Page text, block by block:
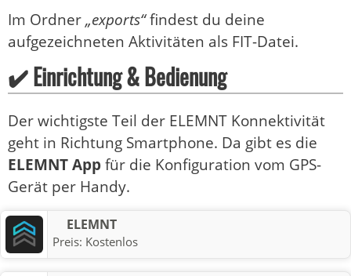
Im Ordner„exports“findest du deine
aufgezeichneten Aktivitäten als FIT-Datei.
✔️ Einrichtung & Bedienung
Der wichtigste Teil der ELEMNT Konnektivität
geht in Richtung Smartphone. Da gibt es die
ELEMNT Appfür die Konfiguration vom GPS-
Gerät per Handy.
ELEMNT
Preis: Kostenlos